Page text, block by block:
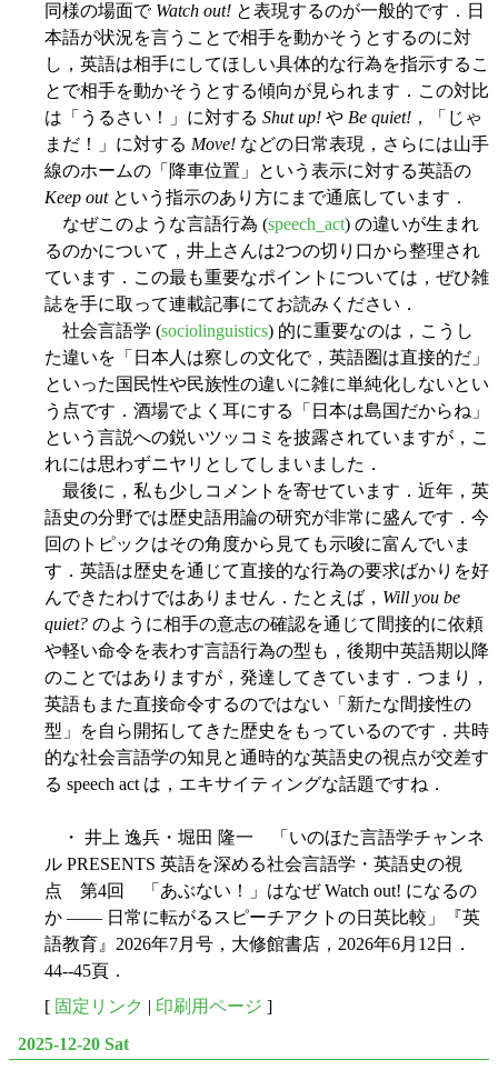
同様の場面で Watch out! と表現するのが一般的です．日
本語が状況を言うことで相手を動かそうとするのに対
し，英語は相手にしてほしい具体的な行為を指示するこ
とで相手を動かそうとする傾向が見られます．この対比
は「うるさい！」に対する Shut up! や Be quiet! ，「じゃ
まだ！」に対する Move! などの日常表現，さらには山手
線のホームの「降車位置」という表示に対する英語の
Keep outという指示のあり方にまで通底しています．
なぜこのような言語行為 (speech_act) の違いが生まれ
るのかについて，井上さんは2つの切り口から整理され
ています．この最も重要なポイントについては，ぜひ雑
誌を手に取って連載記事にてお読みください．
社会言語学 (sociolinguistics) 的に重要なのは，こうし
た違いを「日本人は察しの文化で，英語圏は直接的だ」
といった国民性や民族性の違いに雑に単純化しないとい
う点です．酒場でよく耳にする「日本は島国だからね」
という言説への鋭いツッコミを披露されていますが，こ
れには思わずニヤリとしてしまいました．
最後に，私も少しコメントを寄せています．近年，英
語史の分野では歴史語用論の研究が非常に盛んです．今
回のトピックはその角度から見ても示唆に富んでいま
す．英語は歴史を通じて直接的な行為の要求ばかりを好
んできたわけではありません．たとえば， Will you be
quiet? のように相手の意志の確認を通じて間接的に依頼
や軽い命令を表わす言語行為の型も，後期中英語期以降
のことではありますが，発達してきています．つまり，
英語もまた直接命令するのではない「新たな間接性の
型」を自ら開拓してきた歴史をもっているのです．共時
的な社会言語学の知見と通時的な英語史の視点が交差す
る speech act は，エキサイティングな話題ですね．
・ 井上 逸兵・堀田 隆一 「いのほた言語学チャンネ
ル PRESENTS 英語を深める社会言語学・英語史の視
点 第4回 「あぶない！」はなぜ Watch out! になるの
か ―― 日常に転がるスピーチアクトの日英比較」『英
語教育』2026年7月号，大修館書店，2026年6月12日．
44--45頁．
[ 固定リンク | 印刷用ページ ]
2025-12-20 Sat